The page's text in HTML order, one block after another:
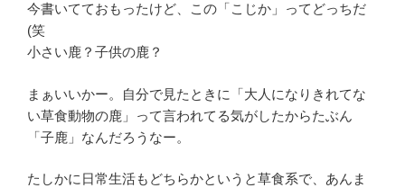
今書いてておもったけど、この「こじか」ってどっちだ
(笑
小さい鹿？子供の鹿？
まぁいいかー。自分で見たときに「大人になりきれてな
い草食動物の鹿」って言われてる気がしたからたぶん
「子鹿」なんだろうなー。
たしかに日常生活もどちらかというと草食系で、あんま